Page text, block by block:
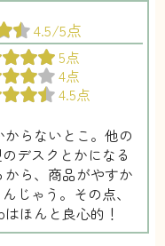
4.5/5点
5点
4点
4.5点
らないとこ。他の
デスクとかになる
から、商品がやすか
じゃう。その点、
ほんと良心的！